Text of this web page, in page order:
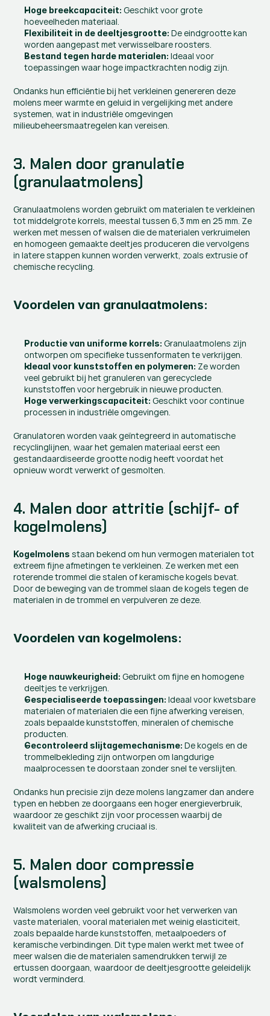
Hoge breekcapaciteit: Geschikt voor grote
hoeveelheden materiaal.
Flexibiliteit in de deeltjesgrootte: De eindgrootte kan
worden aangepast met verwisselbare roosters.
Bestand tegen harde materialen: Ideaal voor
toepassingen waar hoge impactkrachten nodig zijn.
Ondanks hun efficiëntie bij het verkleinen genereren deze
molens meer warmte en geluid in vergelijking met andere
systemen, wat in industriële omgevingen
milieubeheersmaatregelen kan vereisen.
3. Malen door granulatie
(granulaatmolens)
Granulaatmolens worden gebruikt om materialen te verkleinen
tot middelgrote korrels, meestal tussen 6,3 mm en 25 mm. Ze
werken met messen of walsen die de materialen verkruimelen
en homogeen gemaakte deeltjes produceren die vervolgens
in latere stappen kunnen worden verwerkt, zoals extrusie of
chemische recycling.
Voordelen van granulaatmolens:
Productie van uniforme korrels: Granulaatmolens zijn
ontworpen om specifieke tussenformaten te verkrijgen.
Ideaal voor kunststoffen en polymeren: Ze worden
veel gebruikt bij het granuleren van gerecyclede
kunststoffen voor hergebruik in nieuwe producten.
Hoge verwerkingscapaciteit: Geschikt voor continue
processen in industriële omgevingen.
Granulatoren worden vaak geïntegreerd in automatische
recyclinglijnen, waar het gemalen materiaal eerst een
gestandaardiseerde grootte nodig heeft voordat het
opnieuw wordt verwerkt of gesmolten.
4. Malen door attritie (schijf- of
kogelmolens)
Kogelmolens staan bekend om hun vermogen materialen tot
extreem fijne afmetingen te verkleinen. Ze werken met een
roterende trommel die stalen of keramische kogels bevat.
Door de beweging van de trommel slaan de kogels tegen de
materialen in de trommel en verpulveren ze deze.
Voordelen van kogelmolens:
Hoge nauwkeurigheid: Gebruikt om fijne en homogene
deeltjes te verkrijgen.
Gespecialiseerde toepassingen: Ideaal voor kwetsbare
materialen of materialen die een fijne afwerking vereisen,
zoals bepaalde kunststoffen, mineralen of chemische
producten.
Gecontroleerd slijtagemechanisme: De kogels en de
trommelbekleding zijn ontworpen om langdurige
maalprocessen te doorstaan zonder snel te verslijten.
Ondanks hun precisie zijn deze molens langzamer dan andere
typen en hebben ze doorgaans een hoger energieverbruik,
waardoor ze geschikt zijn voor processen waarbij de
kwaliteit van de afwerking cruciaal is.
5. Malen door compressie
(walsmolens)
Walsmolens worden veel gebruikt voor het verwerken van
vaste materialen, vooral materialen met weinig elasticiteit,
zoals bepaalde harde kunststoffen, metaalpoeders of
keramische verbindingen. Dit type malen werkt met twee of
meer walsen die de materialen samendrukken terwijl ze
ertussen doorgaan, waardoor de deeltjesgrootte geleidelijk
wordt verminderd.